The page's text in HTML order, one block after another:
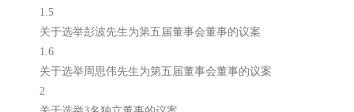
1.5
关于选举彭波先生为第五届董事会董事的议案
1.6
关于选举周思伟先生为第五届董事会董事的议案
2